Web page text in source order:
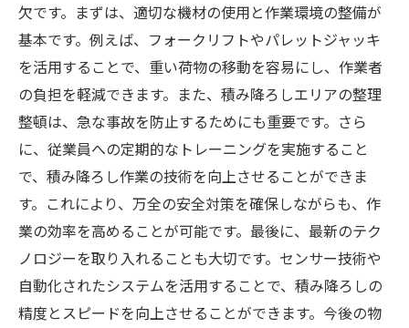
欠です。まずは、適切な機材の使用と作業環境の整備が
基本です。例えば、フォークリフトやパレットジャッキ
を活用することで、重い荷物の移動を容易にし、作業者
の負担を軽減できます。また、積み降ろしエリアの整理
整頓は、急な事故を防止するためにも重要です。さら
に、従業員への定期的なトレーニングを実施すること
で、積み降ろし作業の技術を向上させることができま
す。これにより、万全の安全対策を確保しながらも、作
業の効率を高めることが可能です。最後に、最新のテク
ノロジーを取り入れることも大切です。センサー技術や
自動化されたシステムを活用することで、積み降ろしの
精度とスピードを向上させることができます。今後の物